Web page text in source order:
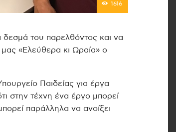
1616
δεσμά του παρελθόντος και να
«Ελεύθερα κι Ωραία» ο
Παιδείας για έργα
στην τέχνη ένα έργο μπορεί
παράλληλα να ανοίξει